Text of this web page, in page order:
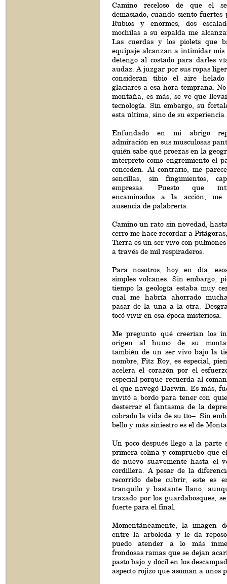
Camino receloso de que el
demasiado, cuando siento fuertes
Rubios y enormes, dos
mochilas a su espalda me
Las cuerdas y los piolets que
equipaje alcanzan a intimidar mis
detengo al costado para darles
audaz. A juzgar por sus ropas
consideran tibio el aire
glaciares a esa hora temprana.
montaña, es más, se ve que
tecnología. Sin embargo, su
esta última, sino de su experiencia.
Enfundado en mi abrigo
admiración en sus musculosas
quién sabe qué proezas en la
interpreto como engreimiento el
conceden. Al contrario, me
sencillas, sin fingimientos,
empresas. Puesto que
encaminados a la acción, me
ausencia de palabrería.
Camino un rato sin novedad,
cerro me hace recordar a
Tierra es un ser vivo con
a través de mil respiraderos.
Para nosotros, hoy en día,
simples volcanes. Sin embargo,
tiempo la geología estaba muy
cual me habría ahorrado
pasar de la una a la otra.
tocó vivir en esa época misteriosa.
Me pregunto qué creerían los
origen al humo de su
también de un ser vivo bajo la
nombre, Fitz Roy, es especial,
acelera el corazón por el
especial porque recuerda al
el que navegó Darwin. Es más,
invitó a bordo para tener con
desterrar el fantasma de la
cobrado la vida de su tío–. Sin
bello y más siniestro es el de
Un poco después llego a la parte
primera colina y compruebo que
de nuevo suavemente hasta el
cordillera. A pesar de la
recorrido debe cubrir, este es
tranquilo y bastante llano,
trazado por los guardabosques,
fuerte para el final.
Momentáneamente, la imagen
entre la arboleda y le da
puedo atender a lo más
frondosas ramas que se dejan
pasto bajo y dócil en los
aspecto rojizo que asoman a unos